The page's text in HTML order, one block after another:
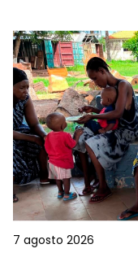
7 agosto 2026